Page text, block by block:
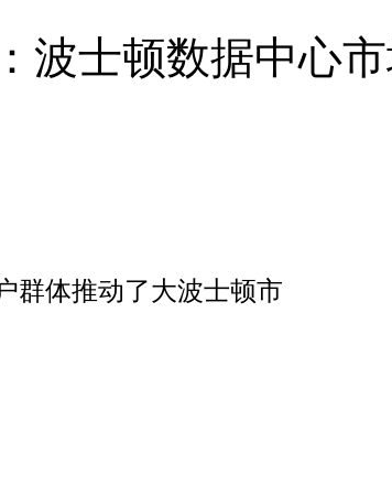
波士顿数据中心
群体推动了大波士顿市